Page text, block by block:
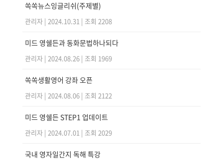
쏙쏙뉴스잉글리쉬(주제별)
관리자 | 2024.10.31 | 조회 2208
미드 영쉘든과 동화문법하나되다
관리자 | 2024.08.26 | 조회 1969
쏙쏙생활영어 강좌 오픈
관리자 | 2024.08.06 | 조회 2122
미드 영쉘든 STEP1 업데이트
관리자 | 2024.07.01 | 조회 2029
국내 영자일간지 독해 특강